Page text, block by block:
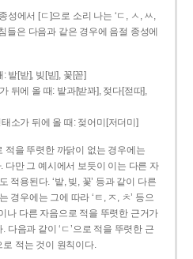
성에서 [ㄷ]으로 소리 나는 ‘ㄷ, ㅅ, ㅆ,
들은 다음과 같은 경우에 음절 종성에
밭[받], 빚[빋], 꽃[꼳]
뒤에 올 때: 밭과[받꽈], 젖다[젇따],
소가 뒤에 올 때: 젖어미[저더미]
적을 뚜렷한 까닭이 없는 경우에는
다만 그 예시에서 보듯이 이는 다른 자
적용된다. ‘밭, 빚, 꽃’ 등과 같이 다른
경우에는 그에 따라 ‘ㅌ, ㅈ, ㅊ’ 등으
이나 다른 자음으로 적을 뚜렷한 근거가
다음과 같이 ‘ㄷ’으로 적을 뚜렷한 근
로 적는 것이 원칙이다.